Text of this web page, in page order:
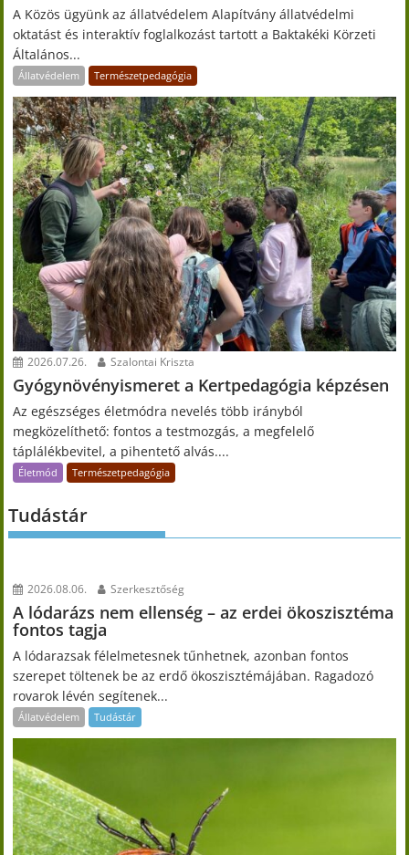
A Közös ügyünk az állatvédelem Alapítvány állatvédelmi
oktatást és interaktív foglalkozást tartott a Baktakéki Körzeti
Általános...
Állatvédelem Természetpedagógia
2026.07.26. Szalontai Kriszta
Gyógynövényismeret a Kertpedagógia képzésen
Az egészséges életmódra nevelés több irányból
megközelíthető: fontos a testmozgás, a megfelelő
táplálékbevitel, a pihentető alvás....
Életmód Természetpedagógia
Tudástár
2026.08.06. Szerkesztőség
A lódarázs nem ellenség – az erdei ökoszisztéma
fontos tagja
A lódarazsak félelmetesnek tűnhetnek, azonban fontos
szerepet töltenek be az erdő ökoszisztémájában. Ragadozó
rovarok lévén segítenek...
Állatvédelem Tudástár